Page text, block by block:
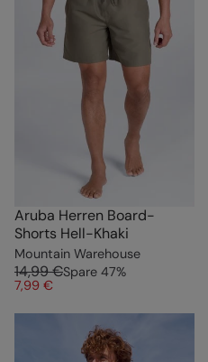
Aruba Herren Board-
Shorts Hell-Khaki
Mountain Warehouse
14,99 €Spare 47%
7,99 €